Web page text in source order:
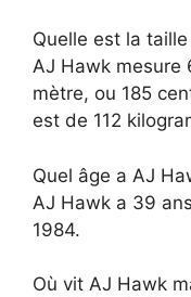
Quelle est la taille
AJ Hawk mesure
mètre, ou 185
est de 112
Quel âge a AJ
AJ Hawk a 39
1984.
Où vit AJ Hawk